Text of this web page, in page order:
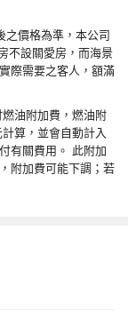
之價格為準，本公司
不設關愛房，而海景
際需要之客人，額滿
油附加費，燃油附
算，並會自動計入
有關費用。 此附加
附加費可能下調；若